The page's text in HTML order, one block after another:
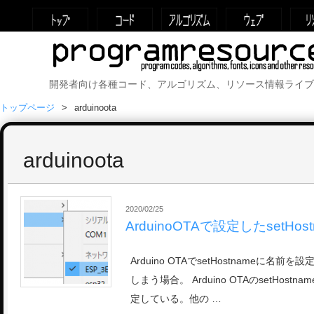
開発者向け各種コード、アルゴリズム、リソース情報ラ
トップページ arduinoota
arduinoota
2020/02/25
ArduinoOTAで設定した
Arduino OTAでsetHostnameに名前を設
しまう場合。 Arduino OTAの
定している。他の …